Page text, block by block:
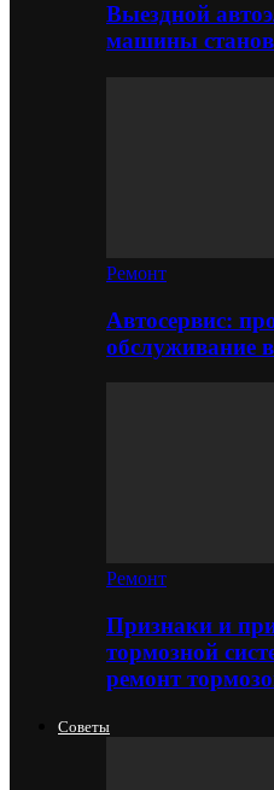
Выездной
машины
Ремонт
Автосервис:
обслуживание
Ремонт
Признаки и
тормозной
ремонт
Советы